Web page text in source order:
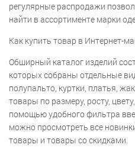
регулярные распродажи
найти в ассортименте марки
Как купить товар в Интернет-
Обширный каталог изделий
которых собраны отдельные
полупальто, куртки, платья,
товары по размеру, росту,
помощью удобного фильтра
можно просмотреть все
товары и товары со скидками.